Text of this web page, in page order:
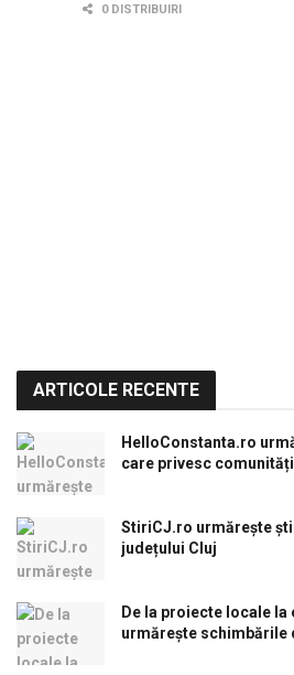
0 DISTRIBUIRI
ARTICOLE RECENTE
HelloConstanta.ro
care privesc
StiriCJ.ro urmărește
județului Cluj
De la proiecte locale la
urmărește schimbările